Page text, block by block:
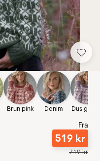
Brun pink Denim Dus
Fra
519 kr
719kr